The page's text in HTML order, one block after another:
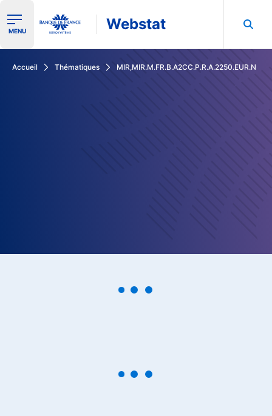
Ouvrir le menu de navigation
MENU Webstat
Accueil Thématiques MIR,MIR.M.FR.B.A2CC.P.R.A.2250.EUR.N